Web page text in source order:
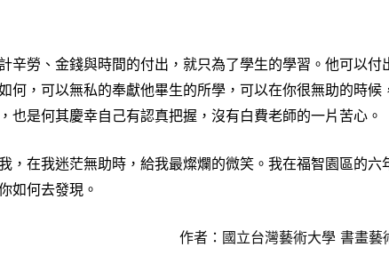
勞、金錢與時間的付出，就只為了學生的學習。他可以付
何，可以無私的奉獻他畢生的所學，可以在你很無助的時候
是何其慶幸自己有認真把握，沒有白費老師的一片苦心。
在我迷茫無助時，給我最燦爛的微笑。我在福智園區的六
如何去發現。
作者：國立台灣藝術大學 書畫藝